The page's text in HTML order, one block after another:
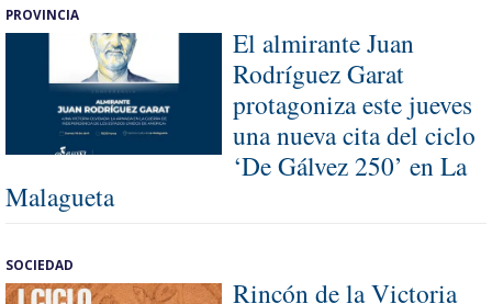
PROVINCIA
El almirante Juan
Rodríguez Garat
protagoniza este jueves
una nueva cita del ciclo
‘De Gálvez 250’ en La
Malagueta
SOCIEDAD
Rincón de la Victoria